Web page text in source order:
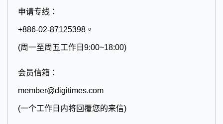
申请专线：
+886-02-87125398。
(周一至周五工作日9:00~18:00)
会员信箱：
member@digitimes.com
(一个工作日内将回覆您的来信)